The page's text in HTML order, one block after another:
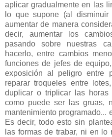
aplicar gradualmente en las
lo que supone (al
aumentar de manera
decir, aumentar los
pasando sobre nuestras
hacerlo, entre cambios
funciones de jefes de
exposición al peligro entre
reparar troqueles entre
duplicar o triplicar las
como puede ser las gruas,
mantenimiento programado...
Es decir, todo esto sin
las formas de trabar, ni en